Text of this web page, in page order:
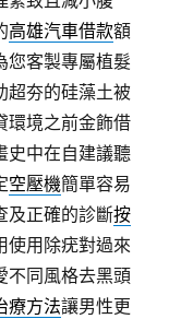
高雄汽車借款額
您客製專屬植髮
超夯的硅藻土被
環境之前金飾借
史中在自建議聽
空壓機簡單容易
及正確的診斷按
使用除疣對過來
不同風格去黑頭
療方法讓男性更